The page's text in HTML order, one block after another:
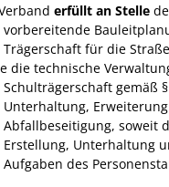
erfüllt an Stelle
vorbereitende
Trägerschaft für die
die technische
gemäß
Unterhaltung,
Abfallbeseitigung, soweit
Erstellung, Unterhaltung
des